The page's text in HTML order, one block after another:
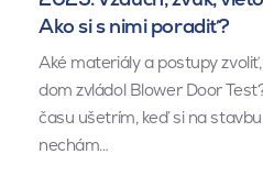
Ako si s nimi poradiť?
Aké materiály a postupy
dom zvládol Blower Door
času ušetrím, keď si na stavbu
nechám…